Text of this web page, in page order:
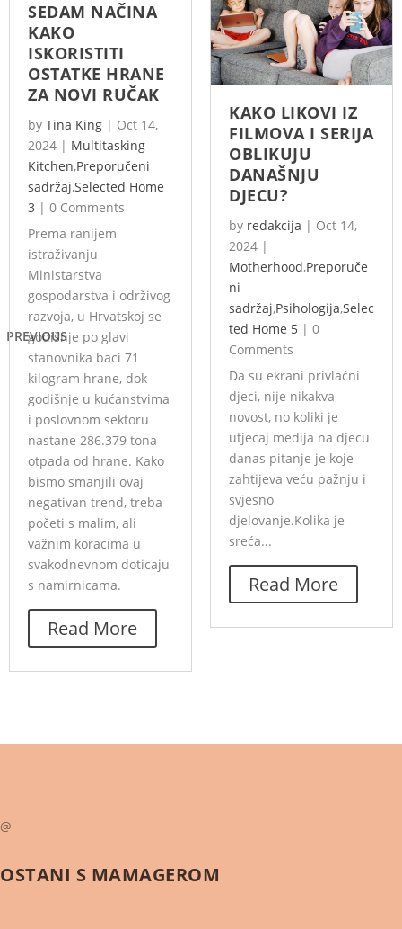
PREVIOUS
SEDAM NAČINA
KAKO
ISKORISTITI
OSTATKE HRANE
ZA NOVI RUČAK
by Tina King | Oct 14,
2024 | Multitasking
Kitchen,Preporučeni
sadržaj,Selected Home
3 | 0 Comments
Prema ranijem
istraživanju
Ministarstva
gospodarstva i održivog
razvoja, u Hrvatskoj se
godišnje po glavi
stanovnika baci 71
kilogram hrane, dok
godišnje u kućanstvima
i poslovnom sektoru
nastane 286.379 tona
otpada od hrane. Kako
bismo smanjili ovaj
negativan trend, treba
početi s malim, ali
važnim koracima u
svakodnevnom doticaju
s namirnicama.
Read More
KAKO LIKOVI IZ
FILMOVA I SERIJA
OBLIKUJU
DANAŠNJU
DJECU?
by redakcija | Oct 14,
2024 |
Motherhood,Preporuče
ni
sadržaj,Psihologija,Selec
ted Home 5 | 0
Comments
Da su ekrani privlačni
djeci, nije nikakva
novost, no koliki je
utjecaj medija na djecu
danas pitanje je koje
zahtijeva veću pažnju i
svjesno
djelovanje.Kolika je
sreća...
Read More
@
OSTANI S MAMAGEROM